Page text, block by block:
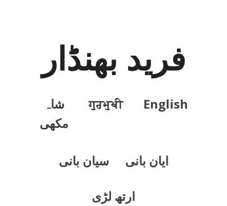
فرید بھنڈار
English
ਗੁਰਮੁਖੀ
شاہ
مکھی
ايان بانی سيان بانی
ارتھ لڑی